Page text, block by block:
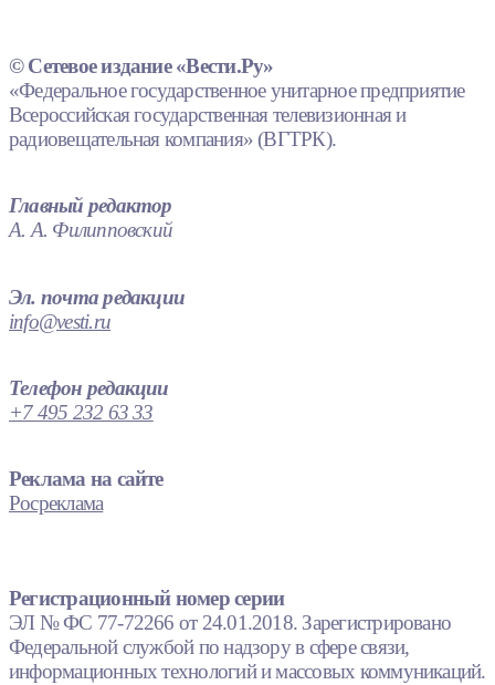
© Сетевое издание «Вести.Ру»
«Федеральное государственное унитарное предприятие
Всероссийская государственная телевизионная и
радиовещательная компания» (ВГТРК).
Главный редактор
А. А. Филипповский
Эл. почта редакции
info@vesti.ru
Телефон редакции
+7 495 232 63 33
Реклама на сайте
Росреклама
Регистрационный номер серии
ЭЛ № ФС 77-72266 от 24.01.2018. Зарегистрировано
Федеральной службой по надзору в сфере связи,
информационных технологий и массовых коммуникаций.